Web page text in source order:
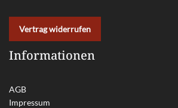
Vertrag widerrufen
Informationen
AGB
Impressum